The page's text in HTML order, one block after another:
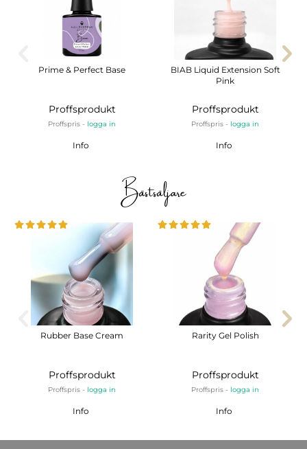
Prime & Perfect Base
Proffsprodukt
Proffspris - logga in
Info
BIAB Liquid Extension Soft
Pink
Proffsprodukt
Proffspris - logga in
Info
Bästsäljare
Rubber Base Cream
Proffsprodukt
Proffspris - logga in
Info
Rarity Gel Polish
Proffsprodukt
Proffspris - logga in
Info